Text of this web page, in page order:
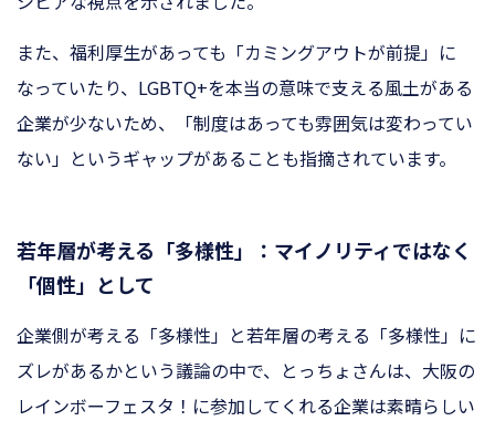
また、福利厚生があっても「カミングアウトが前提」に
なっていたり、LGBTQ+を本当の意味で支える風土がある
企業が少ないため、「制度はあっても雰囲気は変わってい
ない」というギャップがあることも指摘されています。
若年層が考える「多様性」：マイノリティではなく
「個性」として
企業側が考える「多様性」と若年層の考える「多様性」に
ズレがあるかという議論の中で、とっちょさんは、大阪の
レインボーフェスタ！に参加してくれる企業は素晴らしい